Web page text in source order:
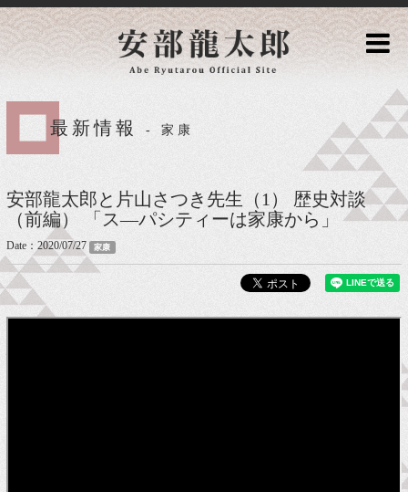
最新情報 - 家康
安部龍太郎と片山さつき先生（1） 歴史対談
（前編） 「ス―パシティーは家康から」
Date：2020/07/27 家康